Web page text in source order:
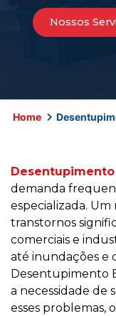
Nossos
Home
demanda
especializada.
transtornos
comerciais e
até inundações e
Desentupimento
a necessidade de
esses problemas,